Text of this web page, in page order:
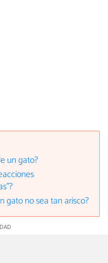
un gato?
gato no sea tan arisco?